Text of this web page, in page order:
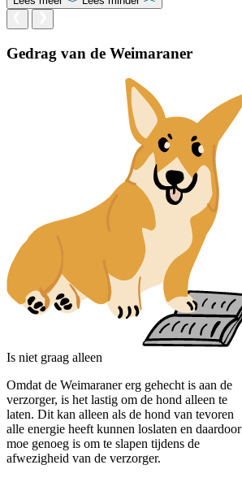
Gedrag van de Weimaraner
Is niet graag alleen
Omdat de Weimaraner erg gehecht is aan de
verzorger, is het lastig om de hond alleen te
laten. Dit kan alleen als de hond van tevoren
alle energie heeft kunnen loslaten en daardoor
moe genoeg is om te slapen tijdens de
afwezigheid van de verzorger.